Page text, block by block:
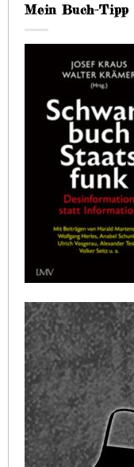
Mein Buch-Tipp